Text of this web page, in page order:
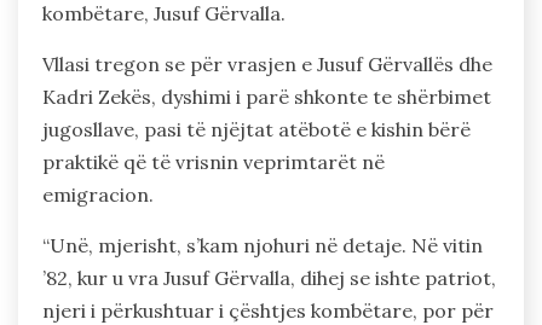
kombëtare, Jusuf Gërvalla.
Vllasi tregon se për vrasjen e Jusuf Gërvallës dhe
Kadri Zekës, dyshimi i parë shkonte te shërbimet
jugosllave, pasi të njëjtat atëbotë e kishin bërë
praktikë që të vrisnin veprimtarët në
emigracion.
“Unë, mjerisht, s’kam njohuri në detaje. Në vitin
’82, kur u vra Jusuf Gërvalla, dihej se ishte patriot,
njeri i përkushtuar i çështjes kombëtare, por për